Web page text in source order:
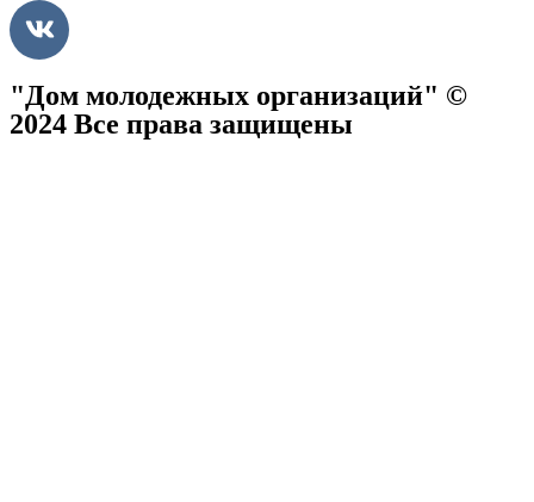
"Дом молодежных организаций" ©
2024 Все права защищены